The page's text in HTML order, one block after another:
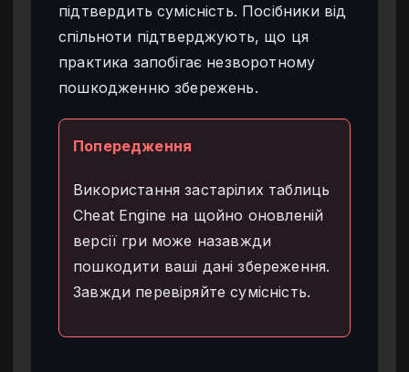
підтвердить сумісність. Посібники від
спільноти підтверджують, що ця
практика запобігає незворотному
пошкодженню збережень.
Попередження
Використання застарілих таблиць
Cheat Engine на щойно оновленій
версії гри може назавжди
пошкодити ваші дані збереження.
Завжди перевіряйте сумісність.